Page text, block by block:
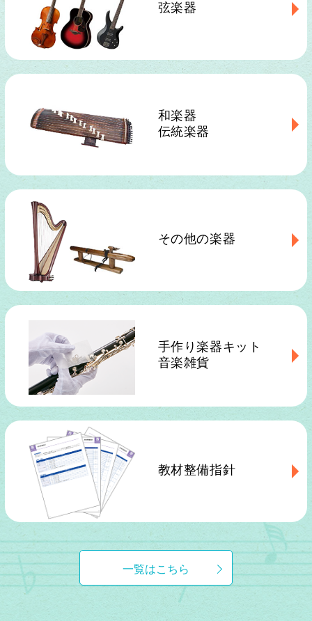
弦楽器
和楽器
伝統楽器
その他の楽器
手作り楽器キット
音楽雑貨
教材整備指針
一覧はこちら